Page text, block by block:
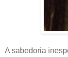
A sabedoria